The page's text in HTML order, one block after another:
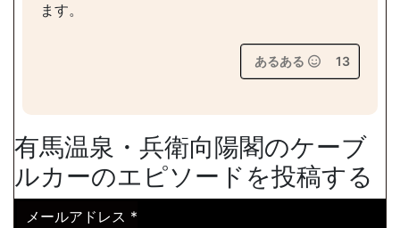
ます。
あるある 13
有馬温泉・兵衛向陽閣のケーブ
ルカーのエピソードを投稿する
メールアドレス *